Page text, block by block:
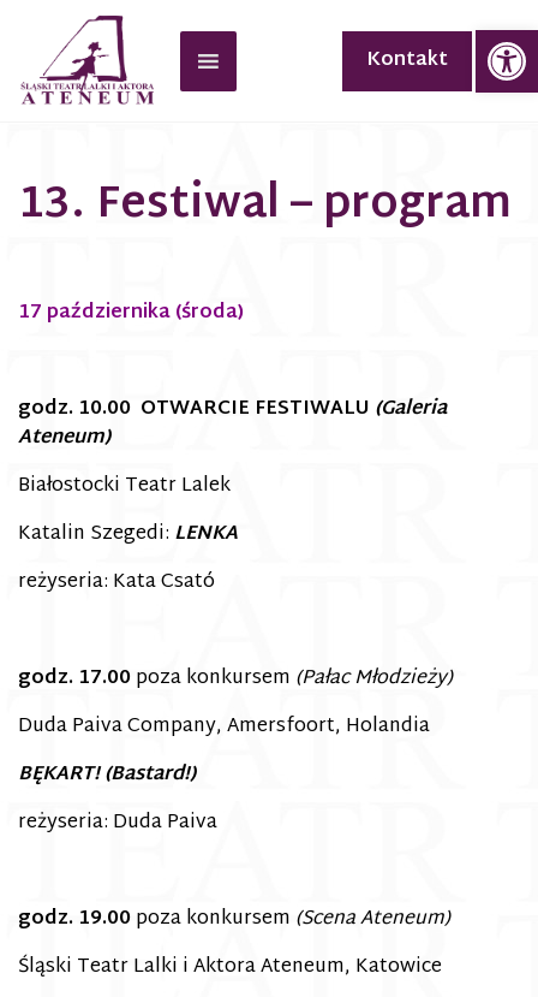
Kontakt
13. Festiwal – program
17 października (środa)
godz. 10.00 OTWARCIE FESTIWALU (Galeria
Ateneum)
Białostocki Teatr Lalek
Katalin Szegedi: LENKA
reżyseria: Kata Csató
godz. 17.00poza konkursem (Pałac Młodzieży)
Duda Paiva Company, Amersfoort, Holandia
BĘKART! (Bastard!)
reżyseria: Duda Paiva
godz. 19.00poza konkursem (Scena Ateneum)
Śląski Teatr Lalki i Aktora Ateneum, Katowice